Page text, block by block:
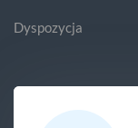
Dyspozycja